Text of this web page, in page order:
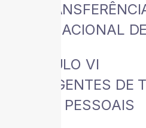
DA
INTERNACIONAL
CAPÍTULO VI
DOS AGENTES DE
DADOS PESSOAIS